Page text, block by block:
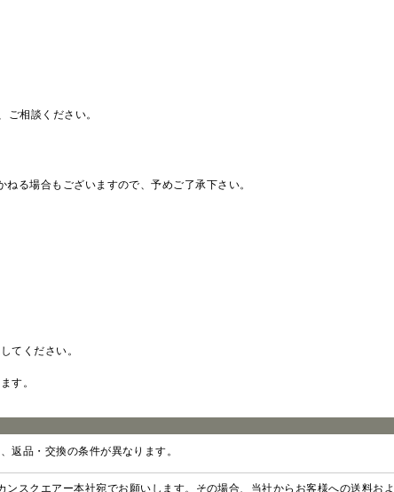
相談ください。
る場合もございますので、予めご了承下さい。
てください。
す。
返品・交換の条件が異なります。
スクエアー本社宛でお願いします。その場合、当社からお客様への送料およ